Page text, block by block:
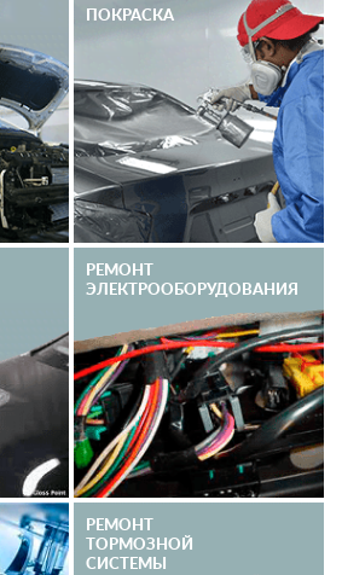
ПОКРАСКА
РЕМОНТ
ЭЛЕКТРО­ОБОРУДОВАНИЯ
РЕМОНТ
ТОРМОЗНОЙ
СИСТЕМЫ